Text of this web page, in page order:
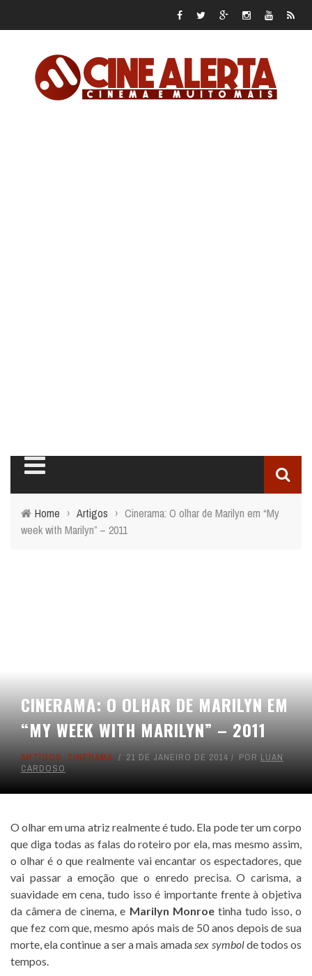
Home › Artigos › Cinerama: O olhar de Marilyn em “My
week with Marilyn” – 2011
CINERAMA: O OLHAR DE MARILYN EM
“MY WEEK WITH MARILYN” – 2011
ARTIGOS, CINERAMA 21 DE JANEIRO DE 2014 POR LUAN
CARDOSO
O olhar em uma atriz realmente é tudo. Ela pode ter um corpo
que diga todas as falas do roteiro por ela, mas mesmo assim,
o olhar é o que realmente vai encantar os espectadores, que
vai passar a emoção que o enredo precisa. O carisma, a
suavidade em cena, tudo isso é importante frente à objetiva
da câmera de cinema, e Marilyn Monroe tinha tudo isso, o
que fez com que, mesmo após mais de 50 anos depois de sua
morte, ela continue a ser a mais amadasex symbolde todos os
tempos.